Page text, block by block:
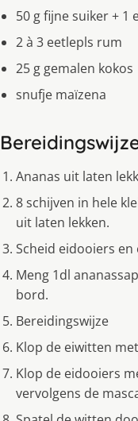
50 g fijne suiker + 1
2 à 3 eetlepls rum
25 g gemalen kokos
snufje maïzena
Ananas uit laten
8 schijven in hele
uit laten lekken.
Scheid eidooiers en
Meng 1dl
bord.
Bereidingswijze
Klop de eiwitten
Klop de eidooiers
vervolgens de